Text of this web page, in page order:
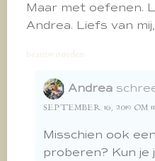
Maar met oefenen.
Andrea. Liefs van
beantwoorden
Andrea
SEPTEMBER 16, 2019 OM
Misschien ook
proberen? Kun je